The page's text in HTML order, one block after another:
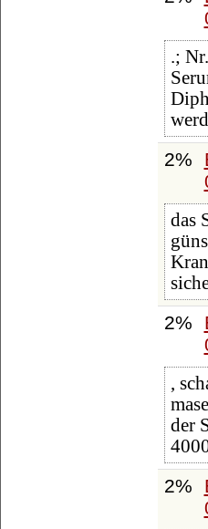
.;
2%
das
2%
,
der
2%